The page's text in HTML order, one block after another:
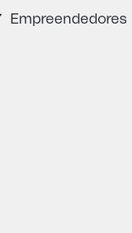
Empreendedores